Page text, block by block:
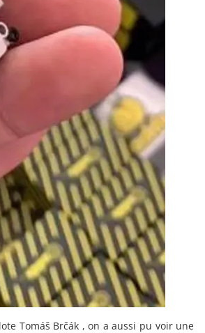
Tomáš Brčák , on a aussi pu voir une